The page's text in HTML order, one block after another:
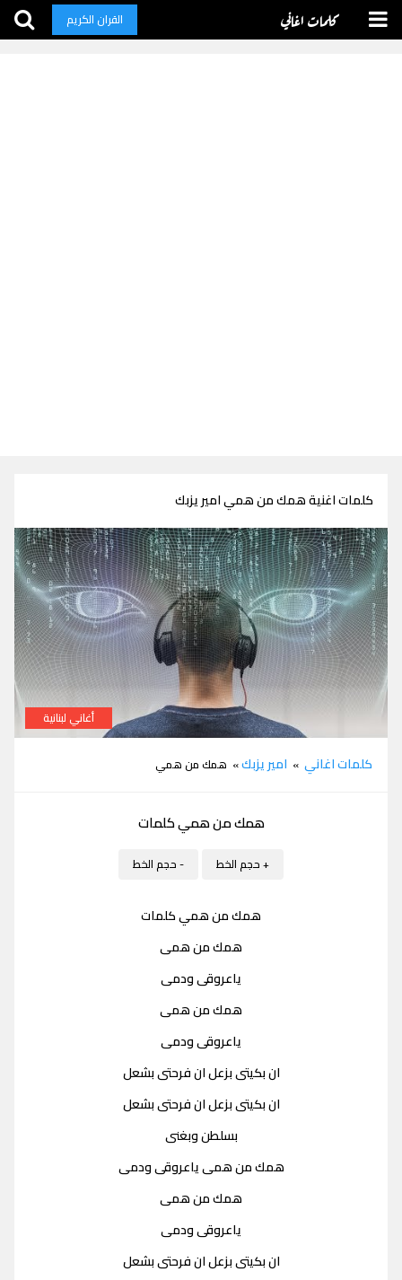
كلمات اغاني القران الكريم
كلمات اغنية همك من همي امير يزبك
أغاني لبنانية
كلمات اغاني » امير يزبك» همك من همي
همك من همي كلمات
+ حجم الخط - حجم الخط
همك من همي كلمات
همك من همى
ياعروقى ودمى
همك من همى
ياعروقى ودمى
ان بكيتى بزعل ان فرحتى بشعل
ان بكيتى بزعل ان فرحتى بشعل
بسلطن وبغنى
همك من همى ياعروقى ودمى
همك من همى
ياعروقى ودمى
ان بكيتى بزعل ان فرحتى بشعل